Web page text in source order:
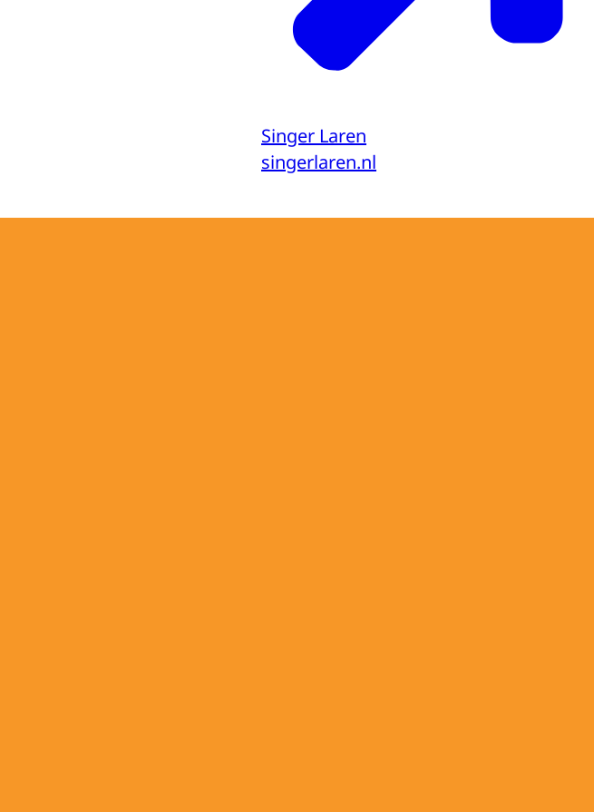
Singer Laren
singerlaren.nl